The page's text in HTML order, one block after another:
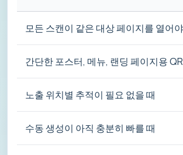
모든 스캔이 같은 대상 페이지를 열어
간단한 포스터, 메뉴, 랜딩 페이지용
노출 위치별 추적이 필요 없을 때
수동 생성이 아직 충분히 빠를 때